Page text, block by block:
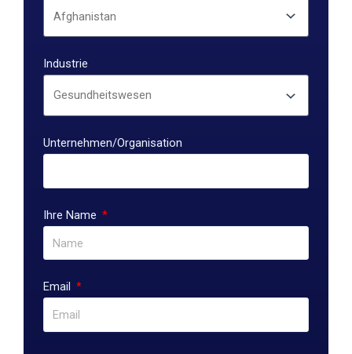
Industrie
Unternehmen/Organisation
Ihre Name
Email